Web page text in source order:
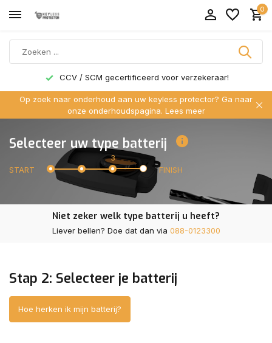
0
CCV / SCM gecertificeerd voor verzekeraar!
Op zoek naar onderhoud aan uw keyless protector? Ga naar
onze onderhoudspagina. Lees meer
Selecteer uw type batterij
START
3
FINISH
Niet zeker welk type batterij u heeft?
Liever bellen? Doe dat dan via 088-0123300
Stap 2: Selecteer je batterij
Hoe herken ik mijn batterij?